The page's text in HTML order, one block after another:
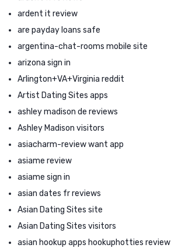
ardent it review
are payday loans safe
argentina-chat-rooms mobile site
arizona sign in
Arlington+VA+Virginia reddit
Artist Dating Sites apps
ashley madison de reviews
Ashley Madison visitors
asiacharm-review want app
asiame review
asiame sign in
asian dates fr reviews
Asian Dating Sites site
Asian Dating Sites visitors
asian hookup apps hookuphotties review